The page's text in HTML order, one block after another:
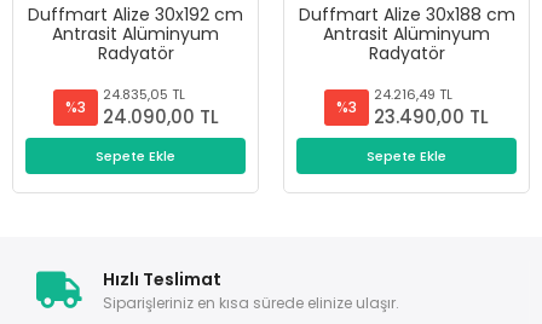
Duffmart Alize 30x192 cm
Antrasit Alüminyum
Radyatör
%3
24.835,05 TL
24.090,00 TL
Sepete Ekle
Duffmart Alize 30x188 cm
Antrasit Alüminyum
Radyatör
%3
24.216,49 TL
23.490,00 TL
Sepete Ekle
Hızlı Teslimat
Siparişleriniz en kısa sürede elinize ulaşır.